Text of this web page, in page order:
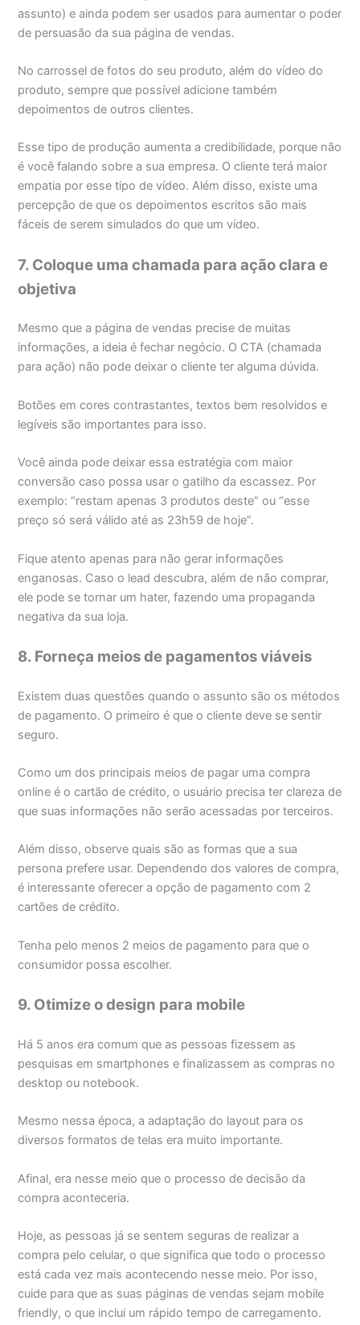
assunto) e ainda podem ser usados para aumentar o poder
de persuasão da sua página de vendas.
No carrossel de fotos do seu produto, além do vídeo do
produto, sempre que possível adicione também
depoimentos de outros clientes.
Esse tipo de produção aumenta a credibilidade, porque não
é você falando sobre a sua empresa. O cliente terá maior
empatia por esse tipo de vídeo. Além disso, existe uma
percepção de que os depoimentos escritos são mais
fáceis de serem simulados do que um vídeo.
7. Coloque uma chamada para ação clara e
objetiva
Mesmo que a página de vendas precise de muitas
informações, a ideia é fechar negócio. O CTA (chamada
para ação) não pode deixar o cliente ter alguma dúvida.
Botões em cores contrastantes, textos bem resolvidos e
legíveis são importantes para isso.
Você ainda pode deixar essa estratégia com maior
conversão caso possa usar o gatilho da escassez. Por
exemplo: “restam apenas 3 produtos deste” ou “esse
preço só será válido até as 23h59 de hoje”.
Fique atento apenas para não gerar informações
enganosas. Caso o lead descubra, além de não comprar,
ele pode se tornar um hater, fazendo uma propaganda
negativa da sua loja.
8. Forneça meios de pagamentos viáveis
Existem duas questões quando o assunto são os métodos
de pagamento. O primeiro é que o cliente deve se sentir
seguro.
Como um dos principais meios de pagar uma compra
online é o cartão de crédito, o usuário precisa ter clareza de
que suas informações não serão acessadas por terceiros.
Além disso, observe quais são as formas que a sua
persona prefere usar. Dependendo dos valores de compra,
é interessante oferecer a opção de pagamento com 2
cartões de crédito.
Tenha pelo menos 2 meios de pagamento para que o
consumidor possa escolher.
9. Otimize o design para mobile
Há 5 anos era comum que as pessoas fizessem as
pesquisas em smartphones e finalizassem as compras no
desktop ou notebook.
Mesmo nessa época, a adaptação do layout para os
diversos formatos de telas era muito importante.
Afinal, era nesse meio que o processo de decisão da
compra aconteceria.
Hoje, as pessoas já se sentem seguras de realizar a
compra pelo celular, o que significa que todo o processo
está cada vez mais acontecendo nesse meio. Por isso,
cuide para que as suas páginas de vendas sejam mobile
friendly, o que inclui um rápido tempo de carregamento.